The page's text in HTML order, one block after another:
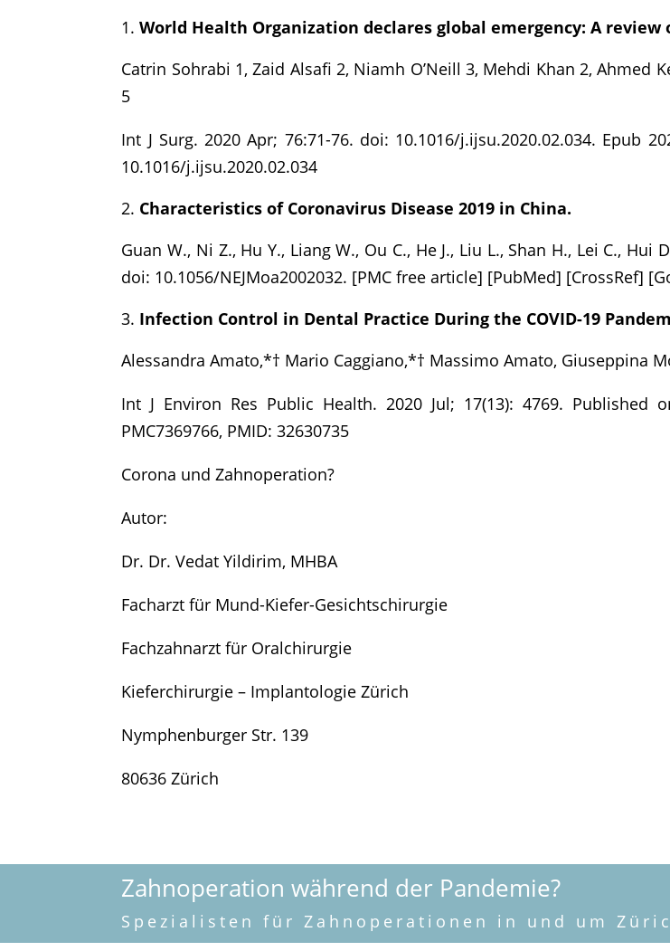
World Health Organization declares global emergency: A review
Catrin Sohrabi 1, Zaid Alsafi 2, Niamh O’Neill 3, Mehdi Khan 2, Ahmed
5
Int J Surg. 2020 Apr; 76:71-76. doi: 10.1016/j.ijsu.2020.02.034. Epub
10.1016/j.ijsu.2020.02.034
Characteristics of Coronavirus Disease 2019 in China.
Guan W., Ni Z., Hu Y., Liang W., Ou C., He J., Liu L., Shan H., Lei C., Hui
doi: 10.1056/NEJMoa2002032. [PMC free article] [PubMed] [CrossRef]
Infection Control in Dental Practice During the COVID-19
Alessandra Amato,*† Mario Caggiano,*† Massimo Amato, Giuseppina
Int J Environ Res Public Health. 2020 Jul; 17(13): 4769. Published
PMC7369766, PMID: 32630735
Corona und Zahnoperation?
Autor:
Dr. Dr. Vedat Yildirim, MHBA
Facharzt für Mund-Kiefer-Gesichtschirurgie
Fachzahnarzt für Oralchirurgie
Kieferchirurgie – Implantologie Zürich
Nymphenburger Str. 139
80636 Zürich
Zahnoperation während der Pandemie?
Spezialisten für Zahnoperationen in und um